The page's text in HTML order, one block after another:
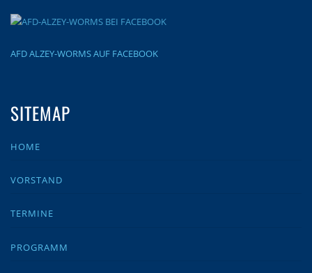
AFD ALZEY-WORMS AUF FACEBOOK
SITEMAP
HOME
VORSTAND
TERMINE
PROGRAMM